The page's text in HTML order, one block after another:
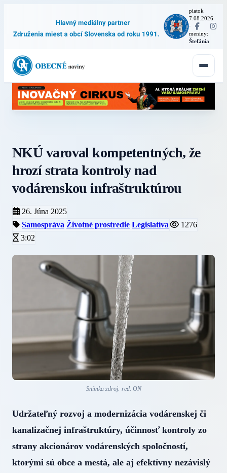
piatok
7.08.2026
·
meniny:
Štefánia
NKÚ varoval kompetentných, že
hrozí strata kontroly nad
vodárenskou infraštruktúrou
26. Júna 2025
Samospráva Životné prostredie Legislatíva
1276
3:02
Snímka zdroj: red. ON
Udržateľný rozvoj a modernizácia vodárenskej či
kanalizačnej infraštruktúry, účinnosť kontroly zo
strany akcionárov vodárenských spoločností,
ktorými sú obce a mestá, ale aj efektívny nezávislý